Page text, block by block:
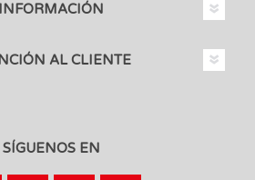
INFORMACIÓN
AL CLIENTE
SÍGUENOS EN